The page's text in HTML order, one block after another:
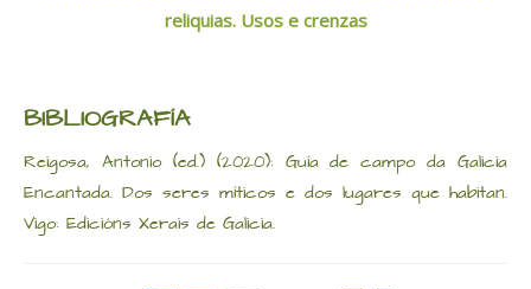
reliquias. Usos e crenzas
BIBLIOGRAFÍA
Reigosa, Antonio (ed.) (2020): Guía de campo da Galicia
Encantada. Dos seres míticos e dos lugares que habitan.
Vigo: Edicións Xerais de Galicia.